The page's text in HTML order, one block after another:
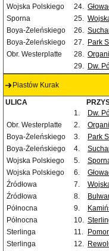
Wojska Polskiego
24.
Sporna
25.
Boya-Żeleńskiego
26.
Boya-Żeleńskiego
27. Park
Obr. Westerplatte
28.
29. Dw.
Piastów Kurak
ULICA
1.
Dw.
Obr. Westerplatte
2.
Boya-Żeleńskiego
3. Park
Boya-Żeleńskiego
4.
Wojska Polskiego
5.
Wojska Polskiego
6.
Źródłowa
7.
Źródłowa
8.
Północna
9.
Północna
10.
Sterlinga
11.
Sterlinga
12.